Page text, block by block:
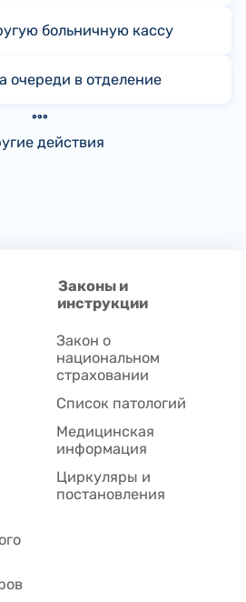
больничную кассу
очереди в отделение
действия
Законы и
инструкции
Закон о
национальном
страховании
Список патологий
Медицинская
информация
Циркуляры и
постановления